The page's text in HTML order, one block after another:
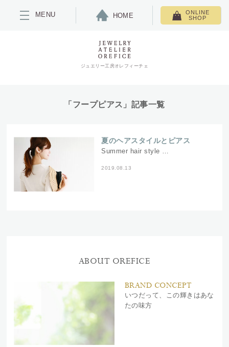
MENU HOME
ONLINE
SHOP
ジュエリー工房オレフィーチェ
「フープピアス」記事一覧
夏のヘアスタイルとピアス
Summer hair style …
2019.08.13
ABOUT OREFICE
BRAND CONCEPT
いつだって、この輝きはあな
たの味方